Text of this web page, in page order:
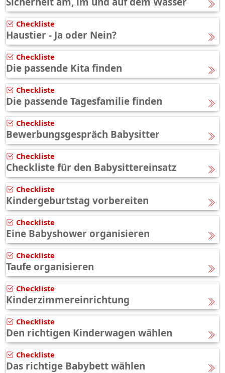
Checkliste
Haustier - Ja oder Nein?
Checkliste
Die passende Kita finden
Checkliste
Die passende Tagesfamilie finden
Checkliste
Bewerbungsgespräch Babysitter
Checkliste
Checkliste für den Babysittereinsatz
Checkliste
Kindergeburtstag vorbereiten
Checkliste
Eine Babyshower organisieren
Checkliste
Taufe organisieren
Checkliste
Kinderzimmereinrichtung
Checkliste
Den richtigen Kinderwagen wählen
Checkliste
Das richtige Babybett wählen